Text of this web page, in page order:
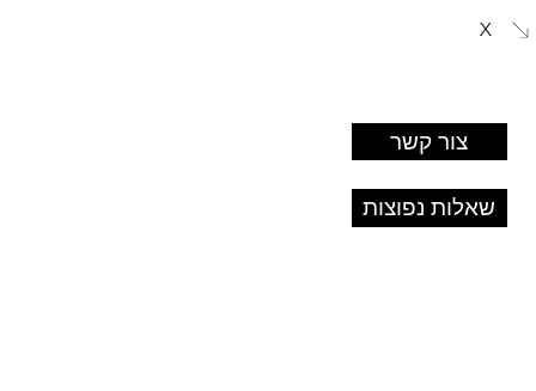
X
צור קשר
שאלות נפוצות